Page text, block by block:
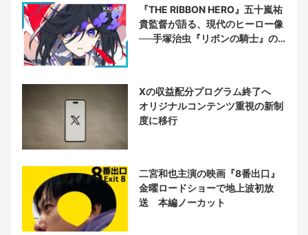
『THE RIBBON HERO』五十嵐祐
貴監督が語る、現代のヒーロー像
──手塚治虫『リボンの騎士』の
Xの収益配分プログラム終了へ
オリジナルコンテンツ重視の新制
度に移行
二宮和也主演の映画『8番出口』
金曜ロードショーで地上波初放
送 本編ノーカット